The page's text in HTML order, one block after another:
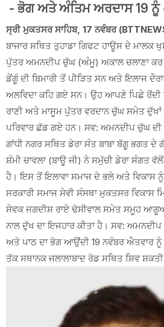
- ਭੋਗ ਅਤੇ ਅੰਤਿਮ ਅਰਦਾਸ 19 ਨੂੰ
ਸ੍ਰੀ ਮੁਕਤਸਰ ਸਾਹਿਬ, 17 ਨਵੰਬਰ
ਬਾਜਾਰ ਸਥਿਤ ਤੁਹਾਡਾ ਗਿਫਟ ਹਾਊਸ ਦੇ ਮਾਲਕ
ਪੁੱਤਰ ਅਮਨਦੀਪ ਚੁੱਘ (ਅੰਮੂ) ਅਕਾਲ ਚਲਾਣਾ
ਡੇਂਗੂੰ ਦੀ ਬਿਮਾਰੀ ਤੋਂ ਪੀੜਿਤ ਸਨ ਅਤੇ ਇਲਾਜ
ਅਲਵਿਦਾ ਕਹਿ ਗਏ ਸਨ। ਉਹ ਆਪਣੇ ਪਿਛੇ ਰੋਂਦੀ
ਰਾਣੀ ਅਤੇ ਮਾਸੂਮ ਪੁੱਤਰ ਵਰਦਾਨ ਚੁੱਘ ਸਮੇਤ
ਪਰਿਵਾਰ ਛੱਡ ਗਏ ਹਨ। ਸਵ: ਅਮਨਦੀਪ ਚੁੱਘ
ਗਾਂਧੀ ਨਗਰ ਸਥਿਤ ਡੇਰਾ ਸੰਤ ਬਾਬਾ ਬੱਗੂ ਭਗਤ ਦੇ
ਸ਼ੰਮੀ ਚਾਵਲਾ (ਬਾਊ ਜੀ) ਨੇ ਸਮੁੱਚੀ ਡੇਰਾ ਸੰਗਤ
ਹੈ। ਇਸ ਤੋਂ ਇਲਾਵਾ ਸਮਾਜ ਦੇ ਭਲੇ ਅਤੇ ਵਿਕਾਸ
ਸਰਕਾਰੀ ਸਮਾਜ ਸੇਵੀ ਸੰਸਥਾ ਮੁਕਤਸਰ ਵਿਕਾਸ
ਸੇਵਕ ਜਗਦੀਸ਼ ਰਾਏ ਢੋਸੀਵਾਲ ਸਮੇਤ ਸਮੂਹ
ਨਾਲ ਦੁੱਖ ਦਾ ਇਜਹਾਰ ਕੀਤਾ ਹੈ। ਸਵ:
ਅਤੇ ਪਾਠ ਦਾ ਭੋਗ ਆਉਂਦੀ 19 ਨਵੰਬਰ ਐਤਵਾਰ ਨੂੰ
ਤੱਕ ਸਥਾਨਕ ਜਲਾਲਾਬਾਦ ਰੋਡ ਸਥਿਤ ਸ਼ਿਵ ਸ਼ਕਤੀ